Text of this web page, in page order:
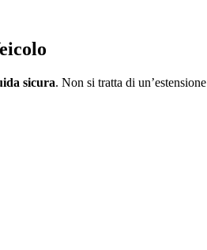
sicura. Non si tratta di